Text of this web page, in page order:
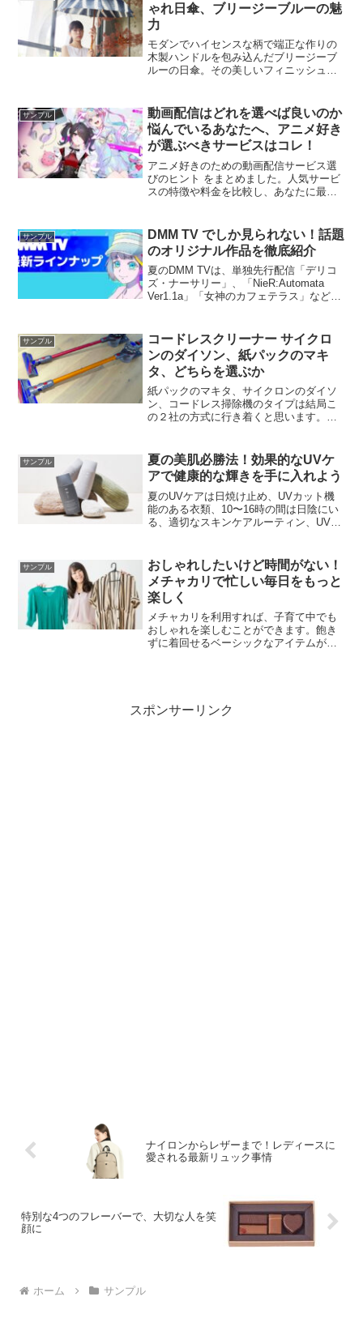
ゃれ日傘、ブリージーブルーの魅
力
モダンでハイセンスな柄で端正な作りの
木製ハンドルを包み込んだブリージーブ
ルーの日傘。その美しいフィニッシュは
たもブリージーブルーの世界の虜になる
でしょう。
サンプル
動画配信はどれを選べば良いのか
悩んでいるあなたへ、アニメ好き
が選ぶべきサービスはコレ！
アニメ好きのための動画配信サービス選
びのヒント をまとめました。人気サービ
スの特徴や料金を比較し、あなたに最適
サンプル
DMM TV でしか見られない！話題
のオリジナル作品を徹底紹介
夏のDMM TVは、単独先行配信「デリコ
ズ・ナーサリー」、「NieR:Automata
Ver1.1a」「女神のカフェテラス」など、
る。
サンプル
コードレスクリーナー サイクロ
ンのダイソン、紙パックのマキ
タ、どちらを選ぶか
紙パックのマキタ、サイクロンのダイソ
ン、コードレス掃除機のタイプは結局こ
の２社の方式に行き着くと思います。あ
くれるモデル」を考えてみてください。
先端を謳う新機能ではなく基本性能で比
較してみました。
サンプル
夏の美肌必勝法！効果的なUVケ
アで健康的な輝きを手に入れよう
夏のUVケアは日焼け止め、UVカット機
能のある衣類、10〜16時の間は日陰にい
る、適切なスキンケアルーティン、UVカ
サンプル
おしゃれしたいけど時間がない！
メチャカリで忙しい毎日をもっと
楽しく
メチャカリを利用すれば、子育て中でも
おしゃれを楽しむことができます。飽き
ずに着回せるベーシックなアイテムが豊
スポンサーリンク
ナイロンからレザーまで！レディースに
愛される最新リュック事情
特別な4つのフレーバーで、大切な人を笑
顔に
ホーム サンプル